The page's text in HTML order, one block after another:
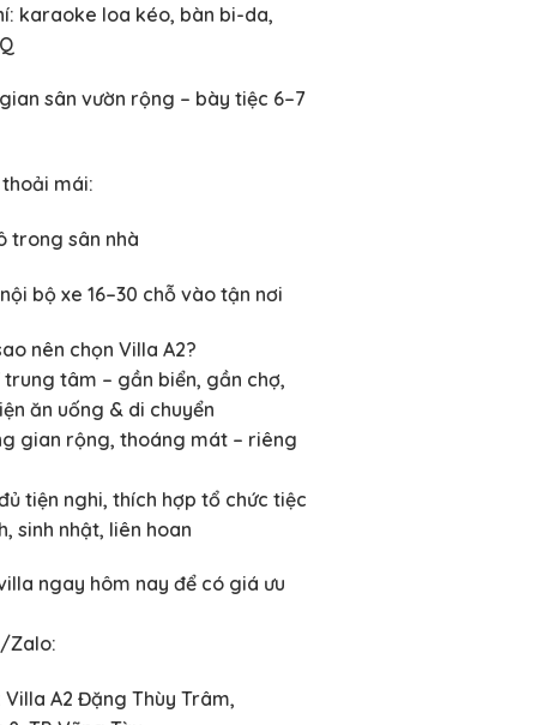
karaoke loa kéo, bàn bi-da,
sân vườn rộng – bày tiệc 6–7
mái:
trong sân nhà
bộ xe 16–30 chỗ vào tận nơi
nên chọn Villa A2?
trung tâm – gần biển, gần chợ,
ăn uống & di chuyển
gian rộng, thoáng mát – riêng
tiện nghi, thích hợp tổ chức tiệc
sinh nhật, liên hoan
ngay hôm nay để có giá ưu
Zalo:
A2 Đặng Thùy Trâm,